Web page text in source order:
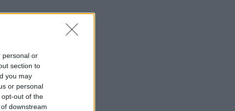
personal or
section to
you may
or personal
out of the
downstream